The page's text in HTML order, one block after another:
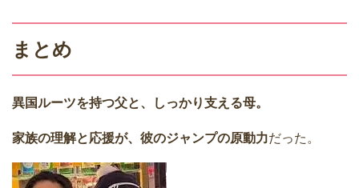
まとめ
異国ルーツを持つ父と、しっかり支える母。
家族の理解と応援が、彼のジャンプの原動力だった。